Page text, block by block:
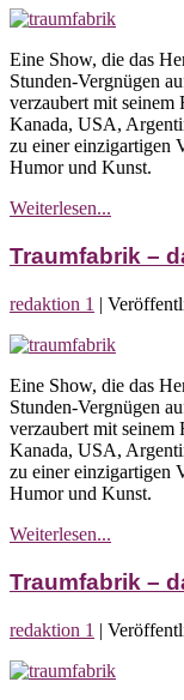
Traumfabrik
das
Showtheater
der
Phantasie
Eine Show, die das
Stunden-Vergnügen
verzaubert mit seinem
Kanada, USA,
zu einer einzigartigen
Humor und Kunst.
Weiterlesen...
das
der
Phantasie
Traumfabrik –
redaktion 1 |
Traumfabrik
das
Showtheater
der
Phantasie
Eine Show, die das
Stunden-Vergnügen
verzaubert mit seinem
Kanada, USA,
zu einer einzigartigen
Humor und Kunst.
Weiterlesen...
das
der
Phantasie
Traumfabrik –
redaktion 1 |
Traumfabrik